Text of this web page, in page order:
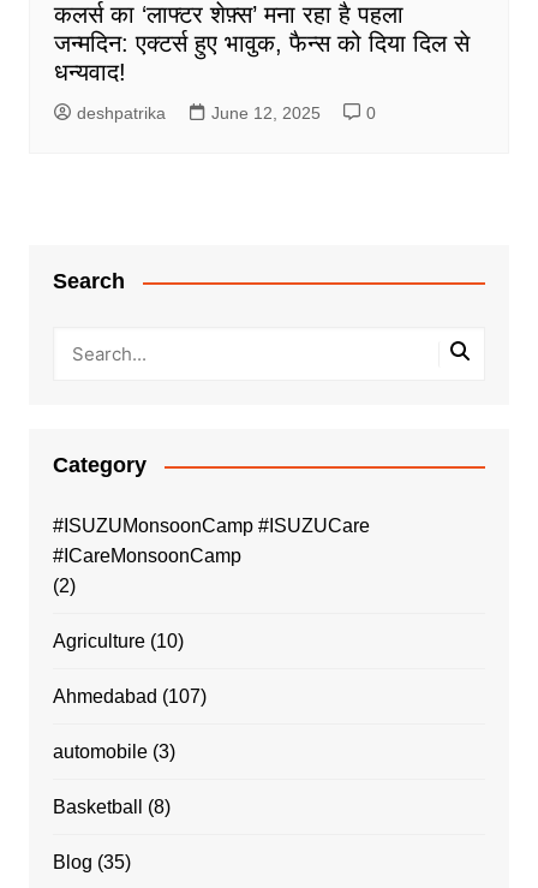
कलर्स का ‘लाफ्टर शेफ़्स’ मना रहा है पहला
जन्मदिन: एक्टर्स हुए भावुक, फैन्स को दिया दिल से
धन्यवाद!
deshpatrika June 12, 2025 0
Search
Category
#ISUZUMonsoonCamp #ISUZUCare
#ICareMonsoonCamp
(2)
Agriculture(10)
Ahmedabad (107)
automobile(3)
Basketball (8)
Blog (35)